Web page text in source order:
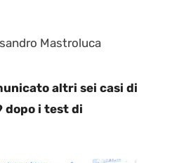
Mastroluca
altri sei casi di
dopo i test di